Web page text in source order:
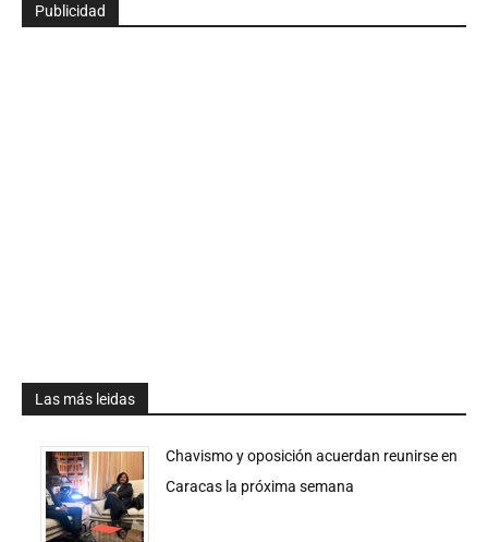
Publicidad
Las más leidas
Chavismo y oposición acuerdan reunirse en
Caracas la próxima semana